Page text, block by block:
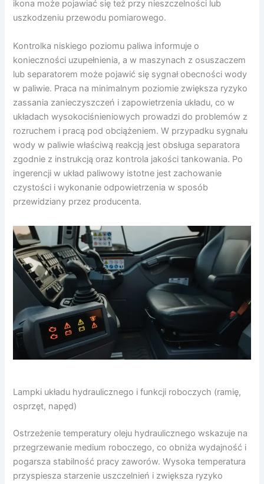
ikona może pojawiać się też przy nieszczelności lub
uszkodzeniu przewodu pomiarowego.
Kontrolka niskiego poziomu paliwa informuje o
konieczności uzupełnienia, a w maszynach z osuszaczem
lub separatorem może pojawić się sygnał obecności wody
w paliwie. Praca na minimalnym poziomie zwiększa ryzyko
zassania zanieczyszczeń i zapowietrzenia układu, co w
układach wysokociśnieniowych prowadzi do problemów z
rozruchem i pracą pod obciążeniem. W przypadku sygnału
wody w paliwie właściwą reakcją jest obsługa separatora
zgodnie z instrukcją oraz kontrola jakości tankowania. Po
ingerencji w układ paliwowy istotne jest zachowanie
czystości i wykonanie odpowietrzenia w sposób
przewidziany przez producenta.
Lampki układu hydraulicznego i funkcji roboczych (ramię,
osprzęt, napęd)
Ostrzeżenie temperatury oleju hydraulicznego wskazuje na
przegrzewanie medium roboczego, co obniża wydajność i
pogarsza stabilność pracy zaworów. Wysoka temperatura
przyspiesza starzenie uszczelnień i zwiększa ryzyko